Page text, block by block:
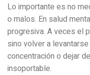
Lo importante es no
o malos. En salud
progresiva. A veces el
sino volver a
concentración o dejar
insoportable.